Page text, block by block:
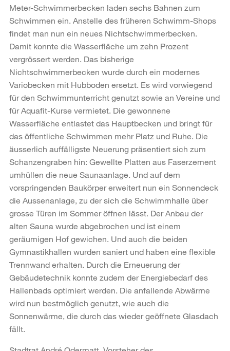
Meter-Schwimmerbecken laden sechs Bahnen zum
Schwimmen ein. Anstelle des früheren Schwimm-Shops
findet man nun ein neues Nichtschwimmerbecken.
Damit konnte die Wasserfläche um zehn Prozent
vergrössert werden. Das bisherige
Nichtschwimmerbecken wurde durch ein modernes
Variobecken mit Hubboden ersetzt. Es wird vorwiegend
für den Schwimmunterricht genutzt sowie an Vereine und
für Aquafit-Kurse vermietet. Die gewonnene
Wasserfläche entlastet das Hauptbecken und bringt für
das öffentliche Schwimmen mehr Platz und Ruhe. Die
äusserlich auffälligste Neuerung präsentiert sich zum
Schanzengraben hin: Gewellte Platten aus Faserzement
umhüllen die neue Saunaanlage. Und auf dem
vorspringenden Baukörper erweitert nun ein Sonnendeck
die Aussenanlage, zu der sich die Schwimmhalle über
grosse Türen im Sommer öffnen lässt. Der Anbau der
alten Sauna wurde abgebrochen und ist einem
geräumigen Hof gewichen. Und auch die beiden
Gymnastikhallen wurden saniert und haben eine flexible
Trennwand erhalten. Durch die Erneuerung der
Gebäudetechnik konnte zudem der Energiebedarf des
Hallenbads optimiert werden. Die anfallende Abwärme
wird nun bestmöglich genutzt, wie auch die
Sonnenwärme, die durch das wieder geöffnete Glasdach
fällt.